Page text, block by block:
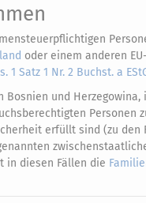
oder einem anderen
1 Satz 1 Nr. 2 Buchst. a
und
Personen
erfüllt sind (zu den
in diesen Fällen die